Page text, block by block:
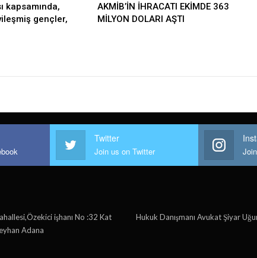
kapsamında,
gençler,
AKMİB’İN İHRACATI EKİMDE 363
MİLYON DOLARI AŞTI
Twitter
Join us on Twitter
işhanı No :32 Kat
Adana
Hukuk Danışmanı Avukat Şiyar